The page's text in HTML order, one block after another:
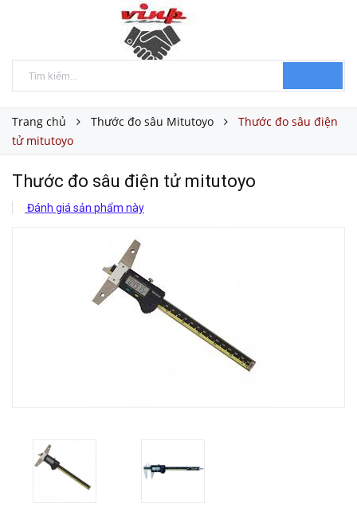
Trang chủ Thước đo sâu Mitutoyo
Thước đo sâu điện
tử mitutoyo
Thước đo sâu điện tử mitutoyo
Đánh giá sản phẩm này